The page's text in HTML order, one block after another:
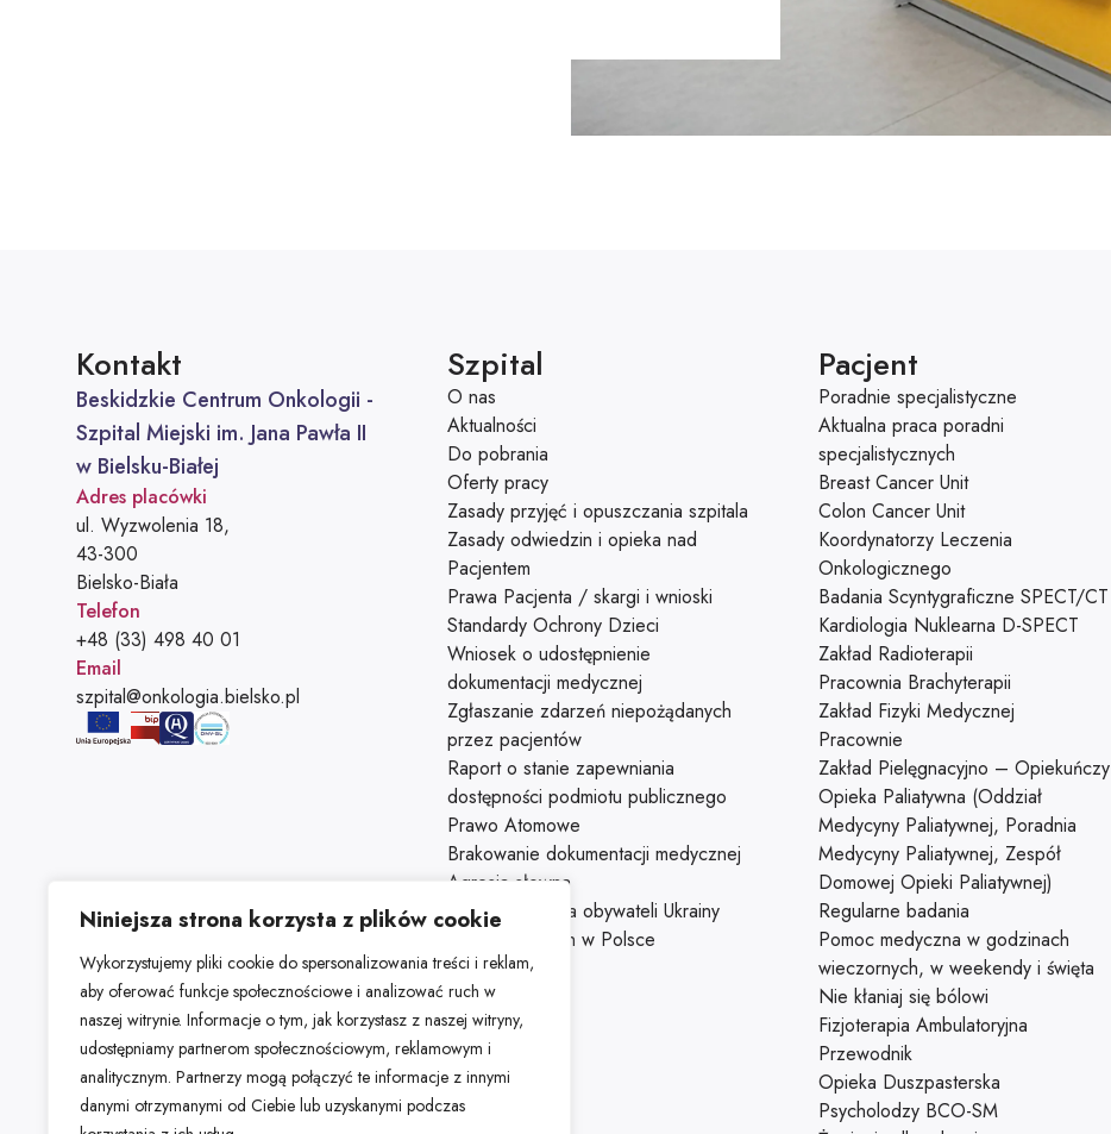
Niniejsza strona korzysta z plików cookie
Wykorzystujemy pliki cookie do spersonalizowania treści i reklam,
aby oferować funkcje społecznościowe i analizować ruch w
naszej witrynie. Informacje o tym, jak korzystasz z naszej witryny,
udostępniamy partnerom społecznościowym, reklamowym i
analitycznym. Partnerzy mogą połączyć te informacje z innymi
danymi otrzymanymi od Ciebie lub uzyskanymi podczas
Kontakt
Beskidzkie Centrum Onkologii -
Szpital Miejski im. Jana Pawła II
w Bielsku-Białej
Adres placówki
ul. Wyzwolenia 18,
43-300
Bielsko-Biała
Telefon
Telefon:
+48 (33) 498 40 01
Email
Adres e-mail:
szpital@onkologia.bielsko.pl
Szpital
O nas
Aktualności
Do pobrania
Oferty pracy
Zasady przyjęć i opuszczania szpitala
Zasady odwiedzin i opieka nad
Pacjentem
Prawa Pacjenta / skargi i wnioski
Standardy Ochrony Dzieci
Wniosek o udostępnienie
dokumentacji medycznej
Zgłaszanie zdarzeń niepożądanych
przez pacjentów
Raport o stanie zapewniania
dostępności podmiotu publicznego
Prawo Atomowe
Brakowanie dokumentacji medycznej
Agresja słowna
Świadczenia dla obywateli Ukrainy
przebywających w Polsce
Parking
Kontakt
Pacjent
Poradnie specjalistyczne
Aktualna praca poradni
specjalistycznych
Breast Cancer Unit
Colon Cancer Unit
Koordynatorzy Leczenia
Onkologicznego
Badania Scyntygraficzne SPECT/CT
Kardiologia Nuklearna D-SPECT
Zakład Radioterapii
Pracownia Brachyterapii
Zakład Fizyki Medycznej
Pracownie
Zakład Pielęgnacyjno – Opiekuńczy
Opieka Paliatywna (Oddział
Medycyny Paliatywnej, Poradnia
Medycyny Paliatywnej, Zespół
Domowej Opieki Paliatywnej)
Regularne badania
Pomoc medyczna w godzinach
wieczornych, w weekendy i święta
Nie kłaniaj się bólowi
Fizjoterapia Ambulatoryjna
Przewodnik
Opieka Duszpasterska
Psycholodzy BCO-SM